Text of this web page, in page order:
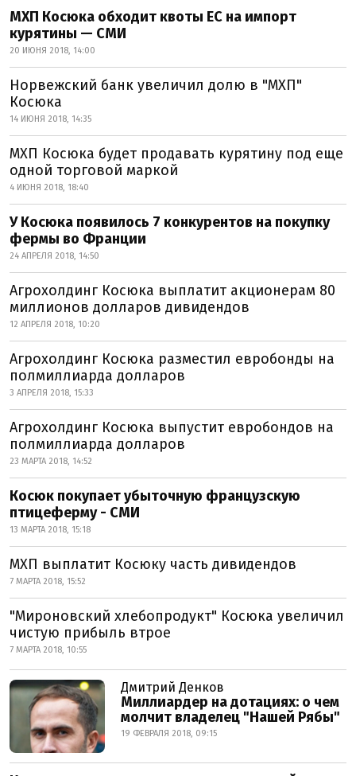
МХП Косюка обходит квоты ЕС на импорт
курятины — СМИ
20 ИЮНЯ 2018, 14:00
Норвежский банк увеличил долю в "МХП"
Косюка
14 ИЮНЯ 2018, 14:35
МХП Косюка будет продавать курятину под еще
одной торговой маркой
4 ИЮНЯ 2018, 18:40
У Косюка появилось 7 конкурентов на покупку
фермы во Франции
24 АПРЕЛЯ 2018, 14:50
Агрохолдинг Косюка выплатит акционерам 80
миллионов долларов дивидендов
12 АПРЕЛЯ 2018, 10:20
Агрохолдинг Косюка разместил евробонды на
полмиллиарда долларов
3 АПРЕЛЯ 2018, 15:33
Агрохолдинг Косюка выпустит евробондов на
полмиллиарда долларов
23 МАРТА 2018, 14:52
Косюк покупает убыточную французскую
птицеферму - СМИ
13 МАРТА 2018, 15:18
МХП выплатит Косюку часть дивидендов
7 МАРТА 2018, 15:52
"Мироновский хлебопродукт" Косюка увеличил
чистую прибыль втрое
7 МАРТА 2018, 10:55
Дмитрий Денков
Миллиардер на дотациях: о чем
молчит владелец "Нашей Рябы"
19 ФЕВРАЛЯ 2018, 09:15